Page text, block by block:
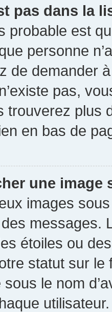
pas dans la
probable est
personne
de demander
pas,
trouverez plus
en bas de
une image
images
messages.
étoiles ou
statut sur
le nom
utilisateur.